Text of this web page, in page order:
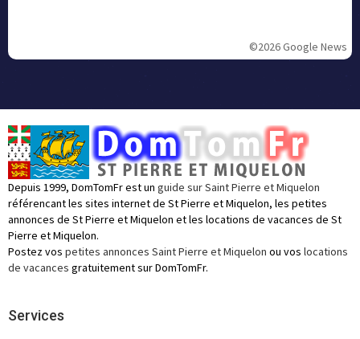
©2026 Google News
Depuis 1999, DomTomFr est un guide sur Saint Pierre et Miquelon
référencant les sites internet de St Pierre et Miquelon, les petites
annonces de St Pierre et Miquelon et les locations de vacances de St
Pierre et Miquelon.
Postez vos petites annonces Saint Pierre et Miquelon ou vos locations
de vacances gratuitement sur DomTomFr.
Services